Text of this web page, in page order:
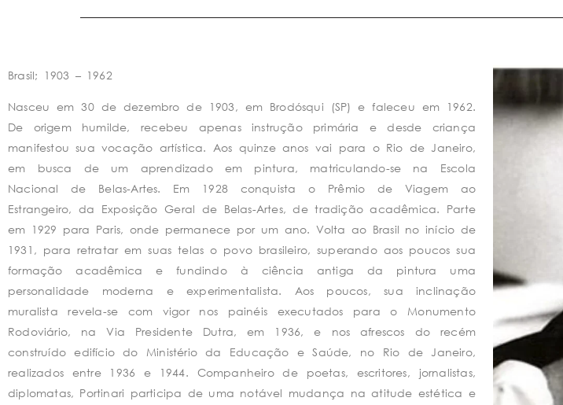
Brasil; 1903 – 1962
Nasceu em 30 de dezembro de 1903, em Brodósqui (SP) e faleceu em 1962.
De origem humilde, recebeu apenas instrução primária e desde criança
manifestou sua vocação artística. Aos quinze anos vai para o Rio de Janeiro,
em busca de um aprendizado em pintura, matriculando-se na Escola
Nacional de Belas-Artes. Em 1928 conquista o Prêmio de Viagem ao
Estrangeiro, da Exposição Geral de Belas-Artes, de tradição acadêmica. Parte
em 1929 para Paris, onde permanece por um ano. Volta ao Brasil no início de
1931, para retratar em suas telas o povo brasileiro, superando aos poucos sua
formação acadêmica e fundindo à ciência antiga da pintura uma
personalidade moderna e experimentalista. Aos poucos, sua inclinação
muralista revela-se com vigor nos painéis executados para o Monumento
Rodoviário, na Via Presidente Dutra, em 1936, e nos afrescos do recém
construído edifício do Ministério da Educação e Saúde, no Rio de Janeiro,
realizados entre 1936 e 1944. Companheiro de poetas, escritores, jornalistas,
diplomatas, Portinari participa de uma notável mudança na atitude estética e